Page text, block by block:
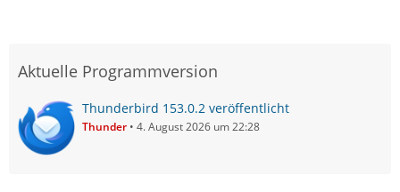
Aktuelle Programmversion
Thunderbird 153.0.2 veröffentlicht
Thunder 4. August 2026 um 22:28